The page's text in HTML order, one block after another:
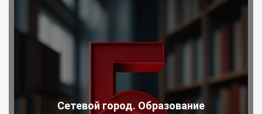
Сетевой город. Образование